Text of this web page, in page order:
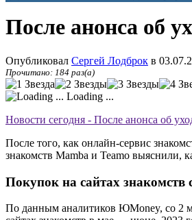
После анонса об
Опубликовал Сергей Лодброк в
Прочитано: 184 раз(а)
Loading ...
Новости сегодня - После анонса об
После того, как онлайн-сервис
знакомств Mamba и Teamo выяснили,
Покупок на сайтах знакомств
По данным аналитиков ЮMoney, со 2